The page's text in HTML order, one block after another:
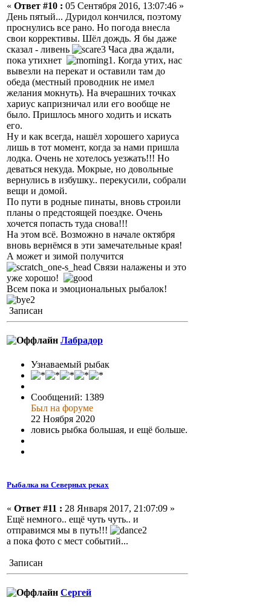
« Ответ #10 : 05 Сентября 2016, 13:07:46 »
День пятый... Дуридол кончился, поэтому
проснулись все рано. Но погода внесла
свои коррективы. Шёл дождь. Я бы даже
сказал - ливень
Часа два ждали,
пока утихнет
. Когда утих, нас
вывезли на перекат и оставили там до
обеда (местный проводник не имел
желания мокнуть). На вчерашних точках
хариус капризничал или его вообще не
было. Пришлось много ходить и искать
его.
Ну и как всегда, нашёл хорошего хариуса
лишь в тот момент, когда за нами пришла
лодка. Очень не хотелось уезжать!!! Но
деваться некуда. Мокрые, но довольные
вернулись в избушку.. перекусили, собрали
вещи и домой.
По пути в родные пинаты, вновь строили
планы о предстоящей поездке. Очень
хочется попасть туда снова!!!
На этом всё. Возможно в начале октября
вновь вернёмся в эти замечательные края!
А может и зимой получится
Связи налажены и это
уже хорошо!
Всем пока и эмоциональных рыбалок!
Записан
Лабрадор
Узнаваемый рыбак
Сообщений: 1389
Был на форуме
22 Ноября 2020
ловись рыбка большая, и ещё больше.
Рыбалка на Северных реках
« Ответ #11 : 28 Января 2017, 21:07:09 »
Ещё немного.. ещё чуть чуть.. и
отправимся мы в путь!!!
а пока фото с мест событий...
Записан
Сергей